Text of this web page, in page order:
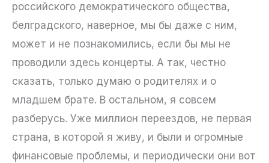
российского демократического общества,
белградского, наверное, мы бы даже с ним,
может и не познакомились, если бы мы не
проводили здесь концерты. А так, честно
сказать, только думаю о родителях и о
младшем брате. В остальном, я совсем
разберусь. Уже миллион переездов, не первая
страна, в которой я живу, и были и огромные
финансовые проблемы, и периодически они вот